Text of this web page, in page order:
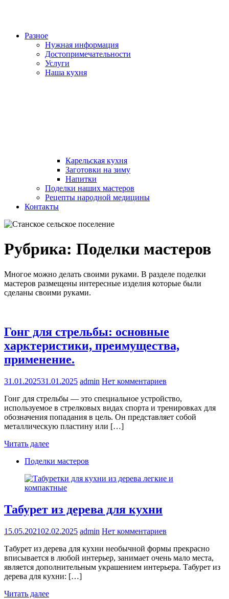
Разное
Нужная информация
Достопримечательности
Услуги
Наша кухня
Карельская кухня
Заготовки на зиму
Напитки
Поделки наших мастеров
Рецепты народной медицины
Контакты
Рубрика: Поделки мастеров
Многое можно делать своими руками. В разделе поделки
мастеров размещены интересные изделия которые были
сделаны своими руками.
Гонг для стрельбы: основные
харктеристики, преимущества,
применение.
31.01.202531.01.2025 admin Нет комментариев
Гонг для стрельбы — это специальное устройство,
используемое в стрелковых видах спорта и тренировках для
обозначения попадания в цель. Он представляет собой
металлическую пластину или […]
Читать далее
Поделки мастеров
Табурет из дерева для кухни
15.05.202102.02.2025 admin Нет комментариев
Табурет из дерева для кухни необычной формы прекрасно
вписывается в любой интерьер, занимает очень мало места,
является дополнительным украшением интерьера. Табурет из
дерева для кухни: […]
Читать далее